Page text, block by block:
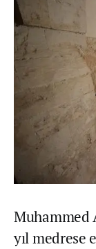
Muhammed
yıl medrese